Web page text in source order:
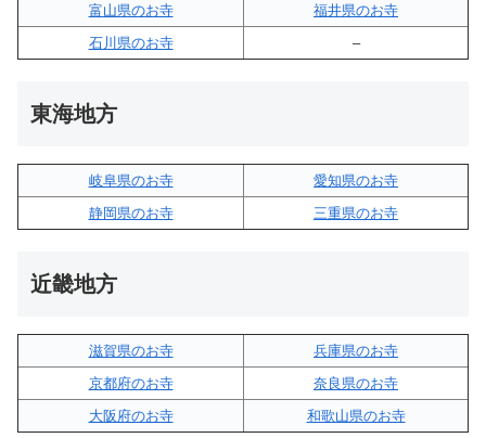
富山県のお寺
福井県のお寺
石川県のお寺
–
東海地方
岐阜県のお寺
愛知県のお寺
静岡県のお寺
三重県のお寺
近畿地方
滋賀県のお寺
兵庫県のお寺
京都府のお寺
奈良県のお寺
大阪府のお寺
和歌山県のお寺